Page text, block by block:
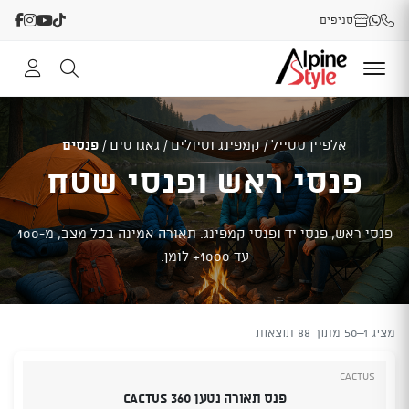
סניפים
אלפיין סטייל/קמפינג וטיולים/ גאגדטים/ פנסים
פנסי ראש ופנסי שטח
פנסי ראש, פנסי יד ופנסי קמפינג. תאורה אמינה בכל מצב, מ-100
עד 1000+ לומן.
מציג 1–50 מתוך 88 תוצאות
Cactus
פנס תאורה נטען CACTUS 360